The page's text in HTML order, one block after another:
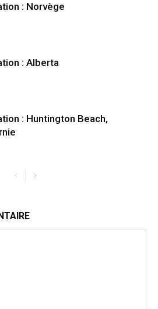
: Norvège
: Alberta
: Huntington Beach,